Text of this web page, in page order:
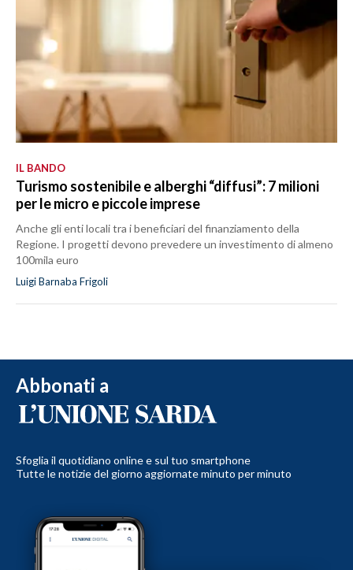
IL BANDO
Turismo sostenibile e alberghi “diffusi”: 7 milioni
per le micro e piccole imprese
Anche gli enti locali tra i beneficiari del finanziamento della
Regione. I progetti devono prevedere un investimento di almeno
100mila euro
Luigi Barnaba Frigoli
Abbonati a
Sfoglia il quotidiano online e sul tuo smartphone
Tutte le notizie del giorno aggiornate minuto per minuto